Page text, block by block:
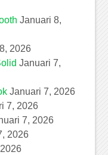
Januari 8,
2026
Januari 7,
Januari 7, 2026
7, 2026
7, 2026
2026